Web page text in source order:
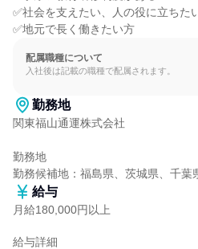
✅社会を支えたい、人の役に立ちた
✅地元で長く働きたい方
配属職種について
入社後は記載の職種で配属されます。
勤務地
関東福山通運株式会社
勤務地
勤務候補地：福島県、茨城県、千葉
給与
月給180,000円以上
給与詳細